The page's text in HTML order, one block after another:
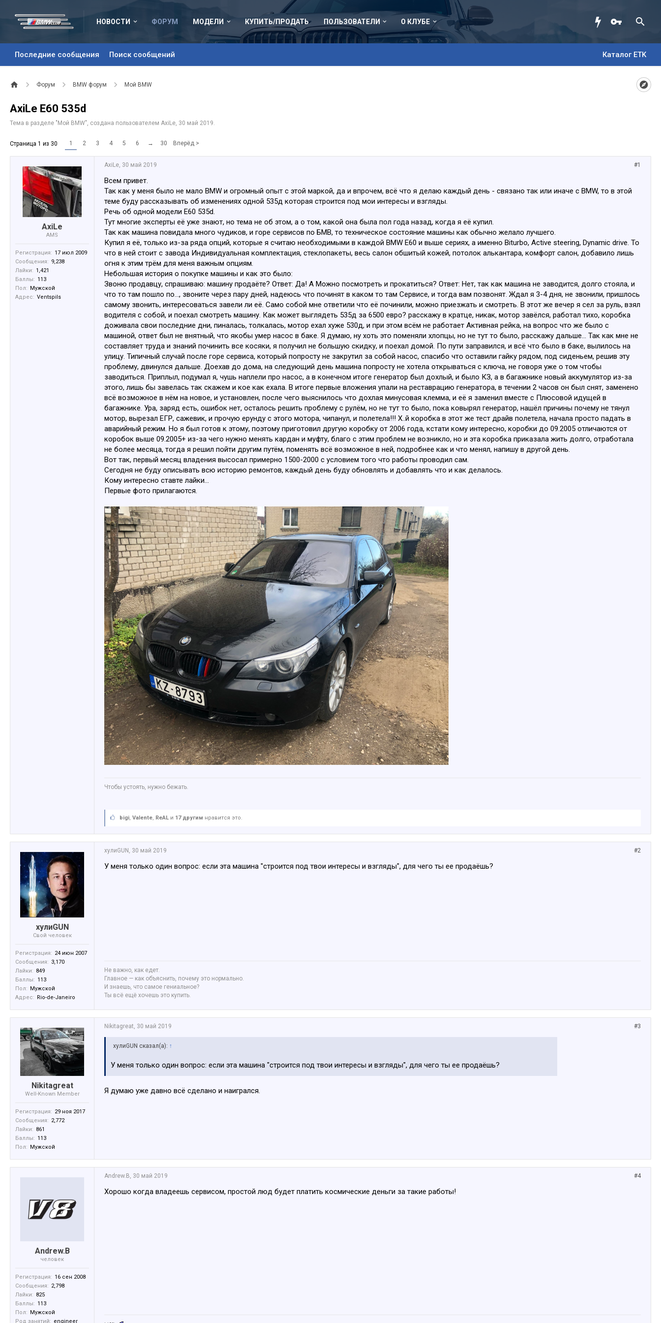
НОВОСТИ ФОРУМ
Последние сообщения Поиск сообщений Каталог ETK
МОДЕЛИ КУПИТЬ/ПРОДАТЬ ПОЛЬЗОВАТЕЛИ О КЛУБЕ
Форум BMW форум Мой BMW
AxiLe E60 535d
Тема в разделе " Мой BMW", создана пользователем AxiLe, 30 май 2019.
Страница 1 из 30 1 2 3 4 5 6 → 30 Вперёд >
AxiLe
AMS
Регистрация: 17 июл 2009
Сообщения: 9,238
Лайки: 1,421
Баллы: 113
Пол: Мужской
Адрес: Ventspils
#1
AxiLe, 30 май 2019
Всем привет.
Так как у меня было не мало BMW и огромный опыт с этой маркой, да и впрочем, всё что я делаю каждый день - связано так или иначе с BMW, то в этой
теме буду рассказывать об изменениях одной 535д которая строится под мои интересы и взгляды.
Речь об одной модели E60 535d.
Тут многие эксперты её уже знают, но тема не об этом, а о том, какой она была пол года назад, когда я её купил.
Так как машина повидала много чудиков, и горе сервисов по БМВ, то техническое состояние машины как обычно желало лучшего.
Купил я её, только из-за ряда опций, которые я считаю необходимыми в каждой BMW E60 и выше сериях, а именно Biturbo, Active steering, Dynamic drive. То
что в ней стоит с завода Индивидуальная комплектация, стеклопакеты, весь салон обшитый кожей, потолок алькантара, комфорт салон, добавило лишь
огня к этим трём для меня важным опциям.
Небольшая история о покупке машины и как это было:
Звоню продавцу, спрашиваю: машину продаёте? Ответ: Да! А Можно посмотреть и прокатиться? Ответ: Нет, так как машина не заводится, долго стояла, и
что то там пошло по..., звоните через пару дней, надеюсь что починят в каком то там Сервисе, и тогда вам позвонят. Ждал я 3-4 дня, не звонили, пришлось
самому звонить, интересоваться завели ли её. Само собой мне ответили что её починили, можно приезжать и смотреть. В этот же вечер я сел за руль, взял
водителя с собой, и поехал смотреть машину. Как может выглядеть 535д за 6500 евро? расскажу в кратце, никак, мотор завёлся, работал тихо, коробка
доживала свои последние дни, пиналась, толкалась, мотор ехал хуже 530д, и при этом всём не работает Активная рейка, на вопрос что же было с
машиной, ответ был не внятный, что якобы умер насос в баке. Я думаю, ну хоть это поменяли хлопцы, но не тут то было, расскажу дальше... Так как мне не
составляет труда и знаний починить все косяки, я получил не большую скидку, и поехал домой. По пути заправился, и всё что было в баке, вылилось на
улицу. Типичный случай после горе сервиса, который попросту не закрутил за собой насос, спасибо что оставили гайку рядом, под сиденьем, решив эту
проблему, двинулся дальше. Доехав до дома, на следующий день машина попросту не хотела открываться с ключа, не говоря уже о том чтобы
заводиться. Приплыл, подумал я, чушь наплели про насос, а в конечном итоге генератор был дохлый, и было КЗ, а в багажнике новый аккумулятор из-за
этого, лишь бы завелась так скажем и кое как ехала. В итоге первые вложения упали на реставрацию генератора, в течении 2 часов он был снят, заменено
всё возможное в нём на новое, и установлен, после чего выяснилось что дохлая минусовая клемма, и её я заменил вместе с Плюсовой идущей в
багажнике. Ура, заряд есть, ошибок нет, осталось решить проблему с рулём, но не тут то было, пока ковырял генератор, нашёл причины почему не тянул
мотор, вырезал ЕГР, сажевик, и прочую ерунду с этого мотора, чипанул, и полетела!!! Х..й коробка в этот же тест драйв полетела, начала просто падать в
аварийный режим. Но я был готов к этому, поэтому приготовил другую коробку от 2006 года, кстати кому интересно, коробки до 09.2005 отличаются от
коробок выше 09.2005+ из-за чего нужно менять кардан и муфту, благо с этим проблем не возникло, но и эта коробка приказала жить долго, отработала
не более месяца, тогда я решил пойти другим путём, поменять всё возможное в ней, подробнее как и что менял, напишу в другой день.
Вот так, первый месяц владения высосал примерно 1500-2000 с условием того что работы проводил сам.
Сегодня не буду описывать всю историю ремонтов, каждый день буду обновлять и добавлять что и как делалось.
Кому интересно ставте лайки...
Первые фото прилагаются.
Чтобы устоять, нужно бежать.
bigi, Valente, ReAL и 17 другим нравится это.
хулиGUN
Свой человек
Регистрация: 24 июн 2007
Сообщения: 3,170
Лайки: 849
Баллы: 113
Пол:
Мужской
Адрес:
Rio-de-Janeiro
#2
хулиGUN , 30 май 2019
У меня только один вопрос: если эта машина "строится под твои интересы и взгляды", для чего ты ее продаёшь?
Не важно, как едет.
Главное — как объяснить, почему это нормально.
И знаешь, что самое гениальное?
Ты всё ещё хочешь это купить.
Nikitagreat
Well-Known Member
Регистрация: 29 ноя 2017
Сообщения: 2,772
Лайки: 861
Баллы: 113
Пол: Мужской
#3
Nikitagreat, 30 май 2019
хулиGUN сказал(а): ↑
У меня только один вопрос: если эта машина "строится под твои интересы и взгляды", для чего ты ее продаёшь?
Я думаю уже давно всё сделано и наигрался.
Andrew.B
человек
Регистрация: 16 сен 2008
Сообщения: 2,798
Лайки: 825
Баллы: 113
Пол: Мужской
Род занятий: engineer
#4
Andrew.B, 30 май 2019
Хорошо когда владеешь сервисом, простой люд будет платить космические деньги за такие работы!